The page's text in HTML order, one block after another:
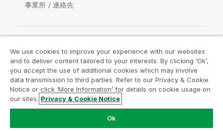
事業所 / 連絡先
Qlik コミュニティ
法的契約 製品規約
Legal Policies
リーガルポリシー
利用規約
Do Not Share My Info
Copyright © 1993-2026 QlikTech International AB.無断複写・
We use cookies to improve your experience with our websites
and to deliver content tailored to your interests. By clicking ‘Ok’,
you accept the use of additional cookies which may involve
data transmission to third parties. Refer to our Privacy & Cookie
Notice or click ‘More Information’ for details on cookie usage on
our sites. Privacy & Cookie Notice
Ok